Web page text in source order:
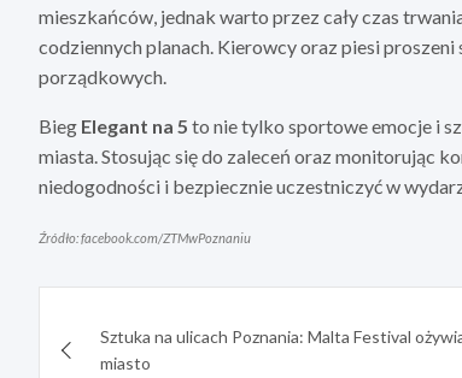
mieszkańców, jednak warto przez cały czas
codziennych planach. Kierowcy oraz piesi
porządkowych.
Bieg Elegant na 5 to nie tylko sportowe emocje i
miasta. Stosując się do zaleceń oraz monitorując
niedogodności i bezpiecznie uczestniczyć w
Źródło: facebook.com/ZTMwPoznaniu
wpisuSztuka na ulicach Poznania: Malta Festival
miasto